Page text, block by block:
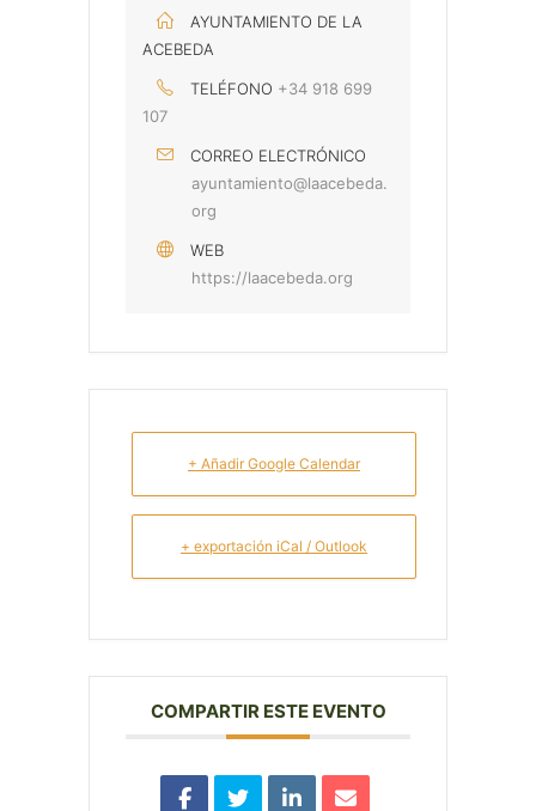
AYUNTAMIENTO DE LA
ACEBEDA
TELÉFONO +34 918 699
107
CORREO ELECTRÓNICO
ayuntamiento@laacebeda.
org
WEB
https://laacebeda.org
+ Añadir Google Calendar
+ exportación iCal / Outlook
COMPARTIR ESTE EVENTO